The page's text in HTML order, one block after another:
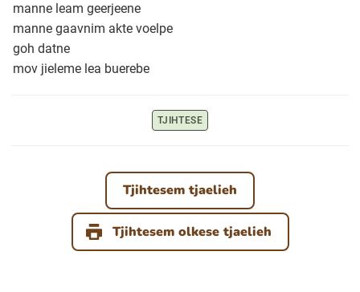
Bidumsámegiella (Pitesamiska)
Arli (Romska)
Resanderomani (Romska)
manne leam geerjeene
manne gaavnim akte voelpe
goh datne
mov jieleme lea buerebe
TJIHTESE
Tjihtesem tjaelieh
Tjihtesem olkese tjaelieh